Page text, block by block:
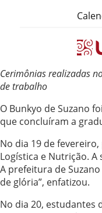
Cerimônias realizadas
de trabalho
O Bunkyo de Suzano
que concluíram a
No dia 19 de
Logística e Nutrição.
A prefeitura de
de glória”, enfatizou.
No dia 20, estudantes